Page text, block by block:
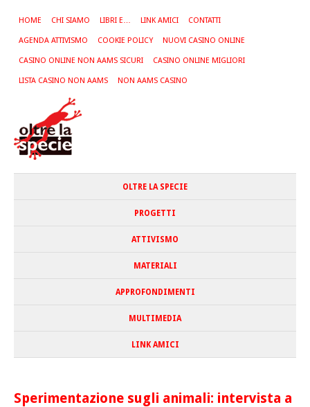
HOME CHI SIAMO LIBRI E… LINK AMICI CONTATTI
AGENDA ATTIVISMO COOKIE POLICY NUOVI CASINO ONLINE
CASINO ONLINE NON AAMS SICURI CASINO ONLINE MIGLIORI
LISTA CASINO NON AAMS NON AAMS CASINO
OLTRE LA SPECIE
PROGETTI
ATTIVISMO
MATERIALI
APPROFONDIMENTI
MULTIMEDIA
LINK AMICI
Sperimentazione sugli animali: intervista a